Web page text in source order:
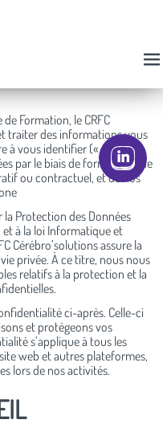
Formation, le CRFC
traiter des informations vous
à vous identifier (« données
par le biais de formulaires de
ou contractuel, et de nos
la Protection des Données
et à la loi Informatique et
Cérébro’solutions assure la
privée. À ce titre, nous nous
relatifs à la protection et la
ci-après. Celle-ci
et protégeons vos
s’applique à tous les
web et autres plateformes,
lors de nos activités.